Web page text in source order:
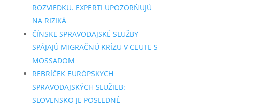
ROZVIEDKU. EXPERTI UPOZORŇUJÚ
NA RIZIKÁ
ČÍNSKE SPRAVODAJSKÉ SLUŽBY
SPÁJAJÚ MIGRAČNÚ KRÍZU V CEUTE S
MOSSADOM
REBRÍČEK EURÓPSKYCH
SPRAVODAJSKÝCH SLUŽIEB:
SLOVENSKO JE POSLEDNÉ